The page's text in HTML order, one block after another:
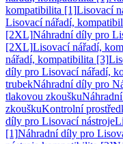
kompatibilita [1]Lisovací
Lisovací nářadí,
[2XL]Náhradní díly pro
[2XL]Lisovací nářadí,
nářadí, kompatibilita [3]
díly pro Lisovací nářadí,
trubekNáhradní díly pro
tlakovou zkoušku
zkouškuKontrolní
díly pro Lisovací nástroje
[1]Náhradní díly pro